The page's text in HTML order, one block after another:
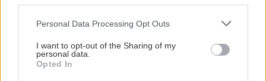
Personal Data Processing Opt Outs
I want to opt-out of the Sharing of my
personal data.
Opted In